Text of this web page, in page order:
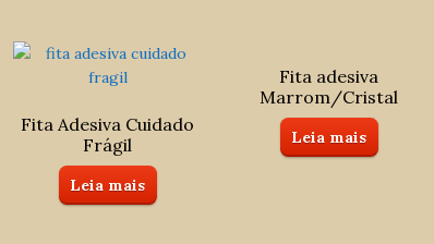
Fita Adesiva Cuidado
Frágil
Leia mais
Fita adesiva
Marrom/Cristal
Leia mais